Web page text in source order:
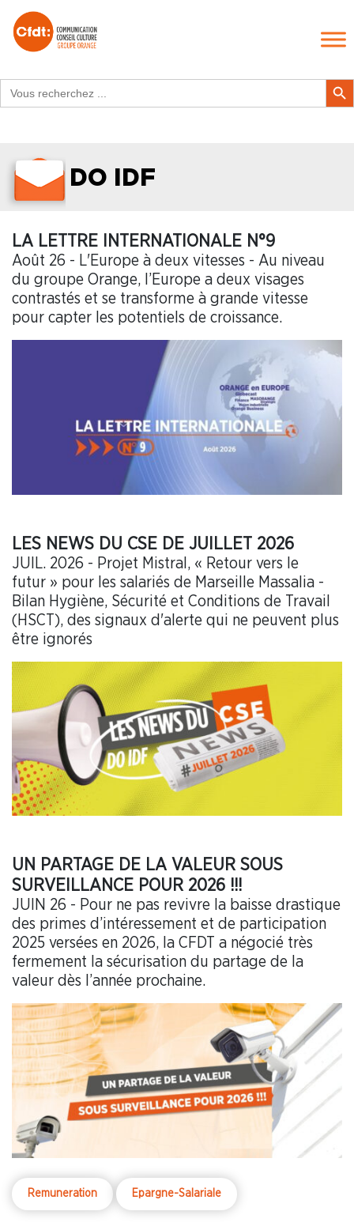
for:
Search
DO IDF
LA LETTRE INTERNATIONALE N°9
Août 26 - L'Europe à deux vitesses - Au niveau
du groupe Orange, l’Europe a deux visages
contrastés et se transforme à grande vitesse
pour capter les potentiels de croissance.
LES NEWS DU CSE DE JUILLET 2026
JUIL. 2026 - Projet Mistral, « Retour vers le
futur » pour les salariés de Marseille Massalia -
Bilan Hygiène, Sécurité et Conditions de Travail
(HSCT), des signaux d'alerte qui ne peuvent plus
être ignorés
UN PARTAGE DE LA VALEUR SOUS
SURVEILLANCE POUR 2026 !!!
JUIN 26 - Pour ne pas revivre la baisse drastique
des primes d’intéressement et de participation
2025 versées en 2026, la CFDT a négocié très
fermement la sécurisation du partage de la
valeur dès l’année prochaine.
Remuneration Epargne-Salariale